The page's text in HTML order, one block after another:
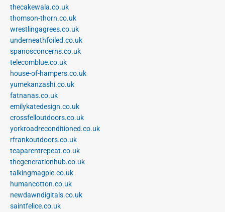
thecakewala.co.uk
thomson-thorn.co.uk
wrestlingagrees.co.uk
underneathfoiled.co.uk
spanosconcerns.co.uk
telecomblue.co.uk
house-of-hampers.co.uk
yumekanzashi.co.uk
fatnanas.co.uk
emilykatedesign.co.uk
crossfelloutdoors.co.uk
yorkroadreconditioned.co.uk
rfrankoutdoors.co.uk
teaparentrepeat.co.uk
thegenerationhub.co.uk
talkingmagpie.co.uk
humancotton.co.uk
newdawndigitals.co.uk
saintfelice.co.uk